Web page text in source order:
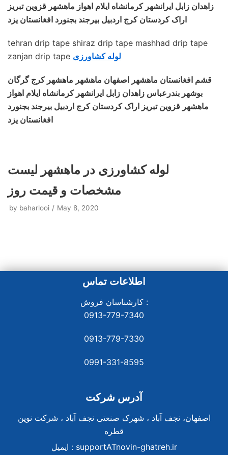
زاهدان زابل ایرانشهر کرمانشاه ایلام اهواز ماهشهر قزوین تبریز
اراک کردستان کرج اردبیل بیرجند بجنورد افغانستان یزد
tehran drip tape shiraz drip tape mashhad drip tape
zanjan drip tape لوله کشاورزی
قشم افغانستان ماهشهر اصفهان ماهشهر ماهشهر کرج گرگان
بوشهر بندرعباس زاهدان زابل ایرانشهر کرمانشاه ایلام اهواز
ماهشهر قزوین تبریز اراک کردستان کرج اردبیل بیرجند بجنورد
افغانستان یزد
لوله کشاورزی در ماهشهر لیست
مشخصات و قیمت روز
by baharlooi May 8, 2020
اطلاعات تماس
کارشناسان فروش :
0913-779-7340
0913-779-7330
0991-331-8595
آدرس شرکت
اصفهان، نجف آباد ، شهرک صنعتی نجف آباد ، شرکت نوین
قطره
ایمیل : supportATnovin-ghatreh.ir